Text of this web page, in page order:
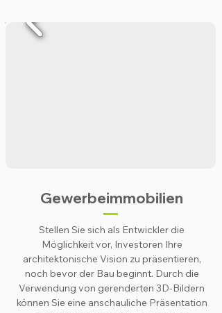
Gewerbeimmobilien
Stellen Sie sich als Entwickler die
Möglichkeit vor, Investoren Ihre
architektonische Vision zu präsentieren,
noch bevor der Bau beginnt. Durch die
Verwendung von gerenderten 3D-Bildern
können Sie eine anschauliche Präsentation